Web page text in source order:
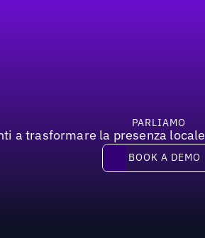
PARLIAMO
a trasformare la presenza locale
Book a demo
BOOK A DEMO